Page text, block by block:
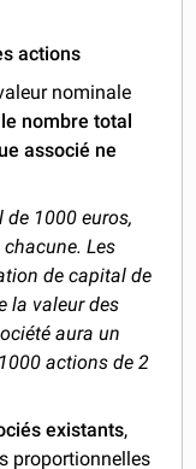
actions
nominale
le nombre total
associé ne
de 1000 euros,
Les
de capital de
la valeur des
aura un
actions de 2
existants,
proportionnelles